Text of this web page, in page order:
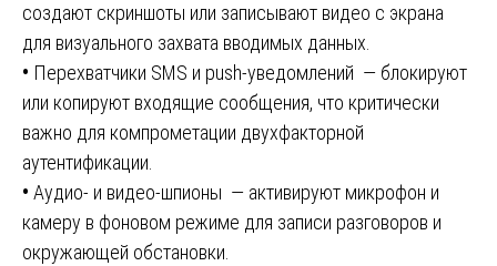
создают скриншоты или записывают видео с экрана
для визуального захвата вводимых данных.
• Перехватчики SMS и push-уведомлений — блокируют
или копируют входящие сообщения, что критически
важно для компрометации двухфакторной
аутентификации.
• Аудио- и видео-шпионы — активируют микрофон и
камеру в фоновом режиме для записи разговоров и
окружающей обстановки.